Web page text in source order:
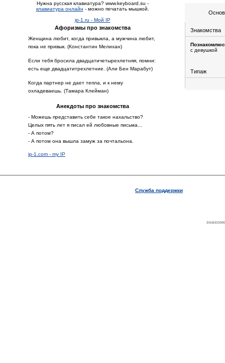
Нужна русская клавиатура? www.keyboard.su -
клавиатура онлайн - можно печатать мышкой.
ip-1.ru - Мой IP
Афоризмы про знакомства
Женщина любит, когда привыкла, а мужчина любит,
пока не привык. (Константин Мелихан)
Если тебя бросила двадцатичетырехлетняя, помни:
есть еще двадцатитрехлетние. (Али Бен Марабут)
Когда партнер не дает тепла, и к нему
охладеваешь. (Тамара Клейман)
Анекдоты про знакомства
- Можешь представить себе такое нахальство?
Целых пять лет я писал ей любовные письма...
- А потом?
- А потом она вышла замуж за почтальона.
ip-1.com - my IP
Знакомства
с девушкой
Типаж
Служба поддержки